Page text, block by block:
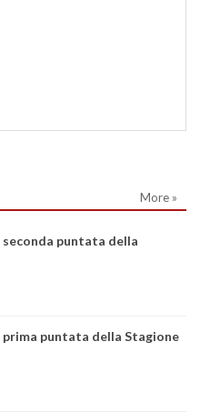
More »
puntata della
puntata della Stagione